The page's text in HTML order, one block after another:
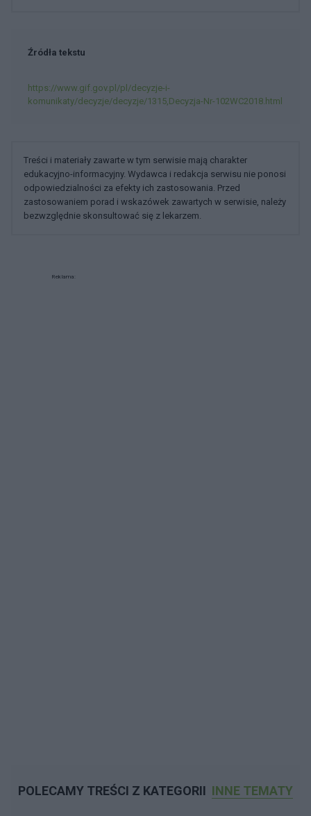
Źródła tekstu
https://www.gif.gov.pl/pl/decyzje-i-
komunikaty/decyzje/decyzje/1315,Decyzja-Nr-102WC2018.html
Treści i materiały zawarte w tym serwisie mają charakter
edukacyjno-informacyjny. Wydawca i redakcja serwisu nie ponosi
odpowiedzialności za efekty ich zastosowania. Przed
zastosowaniem porad i wskazówek zawartych w serwisie, należy
bezwzględnie skonsultować się z lekarzem.
Reklama:
POLECAMY TREŚCI Z KATEGORII INNE TEMATY